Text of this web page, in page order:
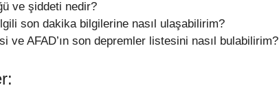
ve şiddeti nedir?
son dakika bilgilerine nasıl ulaşabilirim?
ve AFAD’ın son depremler listesini nasıl bulabilirim?